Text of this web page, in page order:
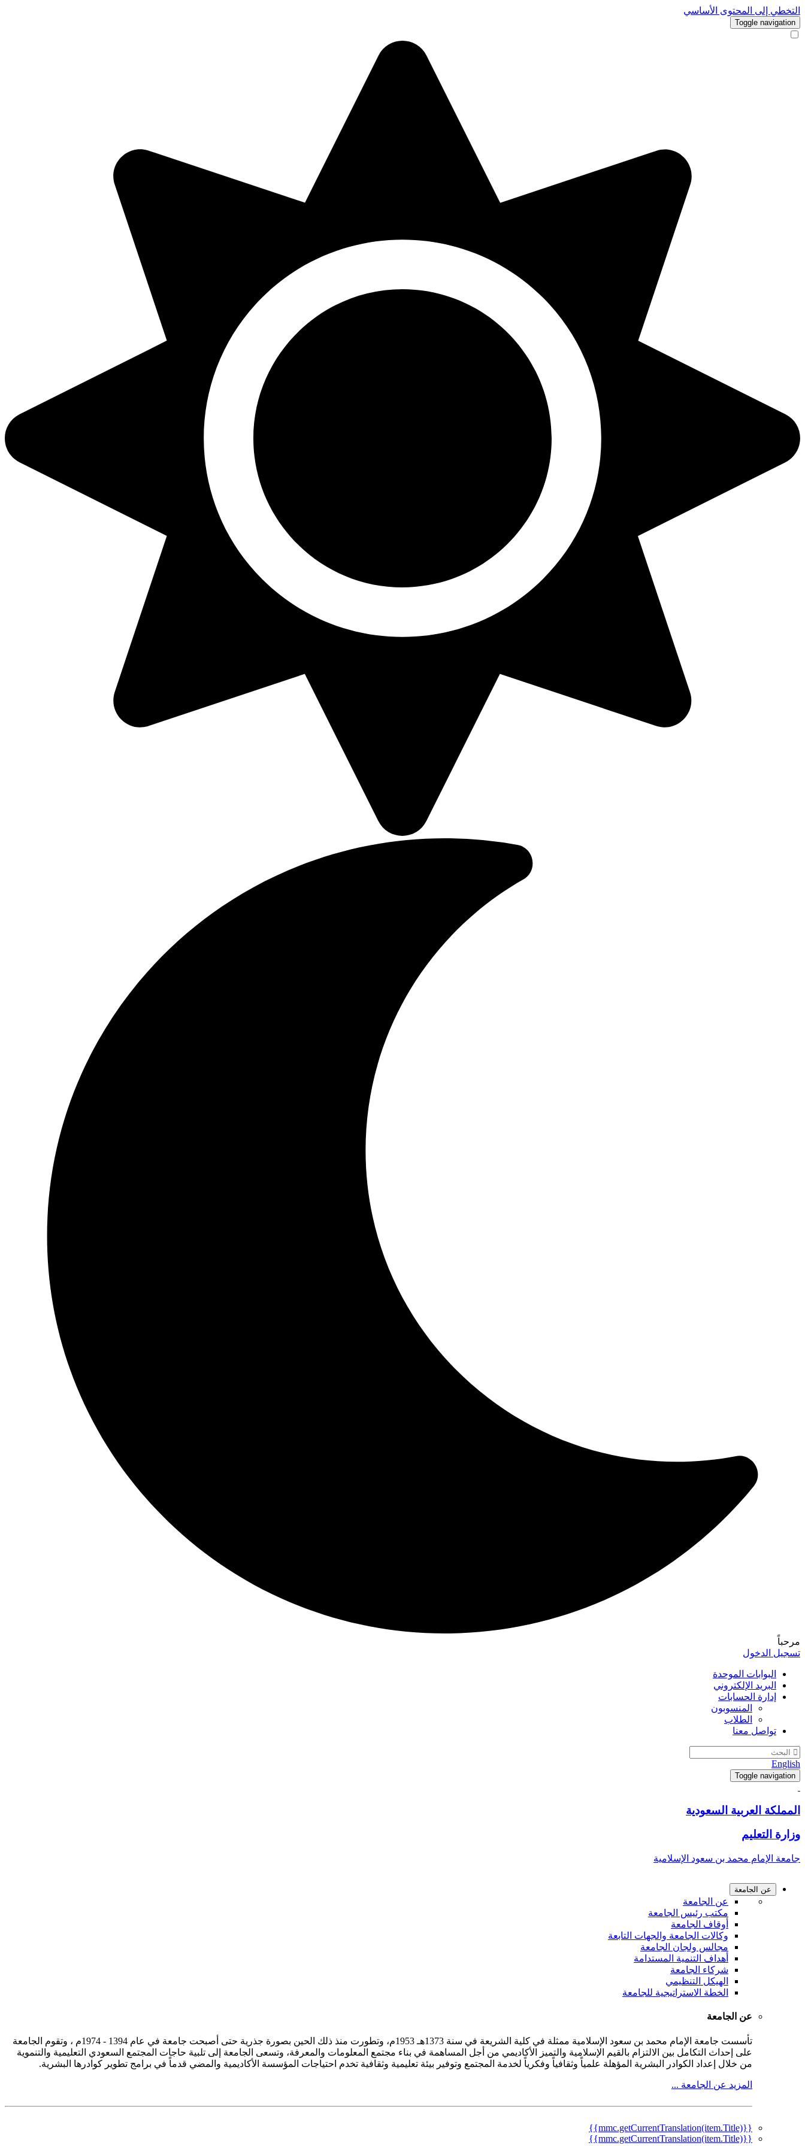
التخطي إلى المحتوى الأساسي
Toggle navigation
مرحباً
تسجيل الدخول
البوابات الموحدة
البريد الإلكتروني
إدارة الحسابات
المنسوبون
الطلاب
تواصل معنا
English
Toggle navigation
المملكة العربية السعودية
وزارة التعليم
جامعة الإمام محمد بن سعود الإسلامية
عن الجامعة
عن الجامعة
مكتب رئيس الجامعة
أوقاف الجامعة
وكالات الجامعة والجهات التابعة
مجالس ولجان الجامعة
أهداف التنمية المستدامة
شركاء الجامعة
الهيكل التنظيمي
الخطة الاستراتيجية للجامعة
عن الجامعة
تأسست جامعة الإمام محمد بن سعود الإسلامية ممثلة في كلية الشريعة في سنة 1373هـ 1953م، وتطورت منذ ذلك الحين بصورة جذرية حتى أصبحت جامعة في عام 1394 - 1974م ، وتقوم الجامعة
على إحداث التكامل بين الالتزام بالقيم الإسلامية والتميز الأكاديمي من أجل المساهمة في بناء مجتمع المعلومات والمعرفة، وتسعى الجامعة إلى تلبية حاجات المجتمع السعودي التعليمية والتنموية
من خلال إعداد الكوادر البشرية المؤهلة علمياً وثقافياً وفكرياً لخدمة المجتمع وتوفير بيئة تعليمية وثقافية تخدم احتياجات المؤسسة الأكاديمية والمضي قدماً في برامج تطوير كوادرها البشرية.
المزيد عن الجامعة ...
{{mmc.getCurrentTranslation(item.Title)}}
{{mmc.getCurrentTranslation(item.Title)}}